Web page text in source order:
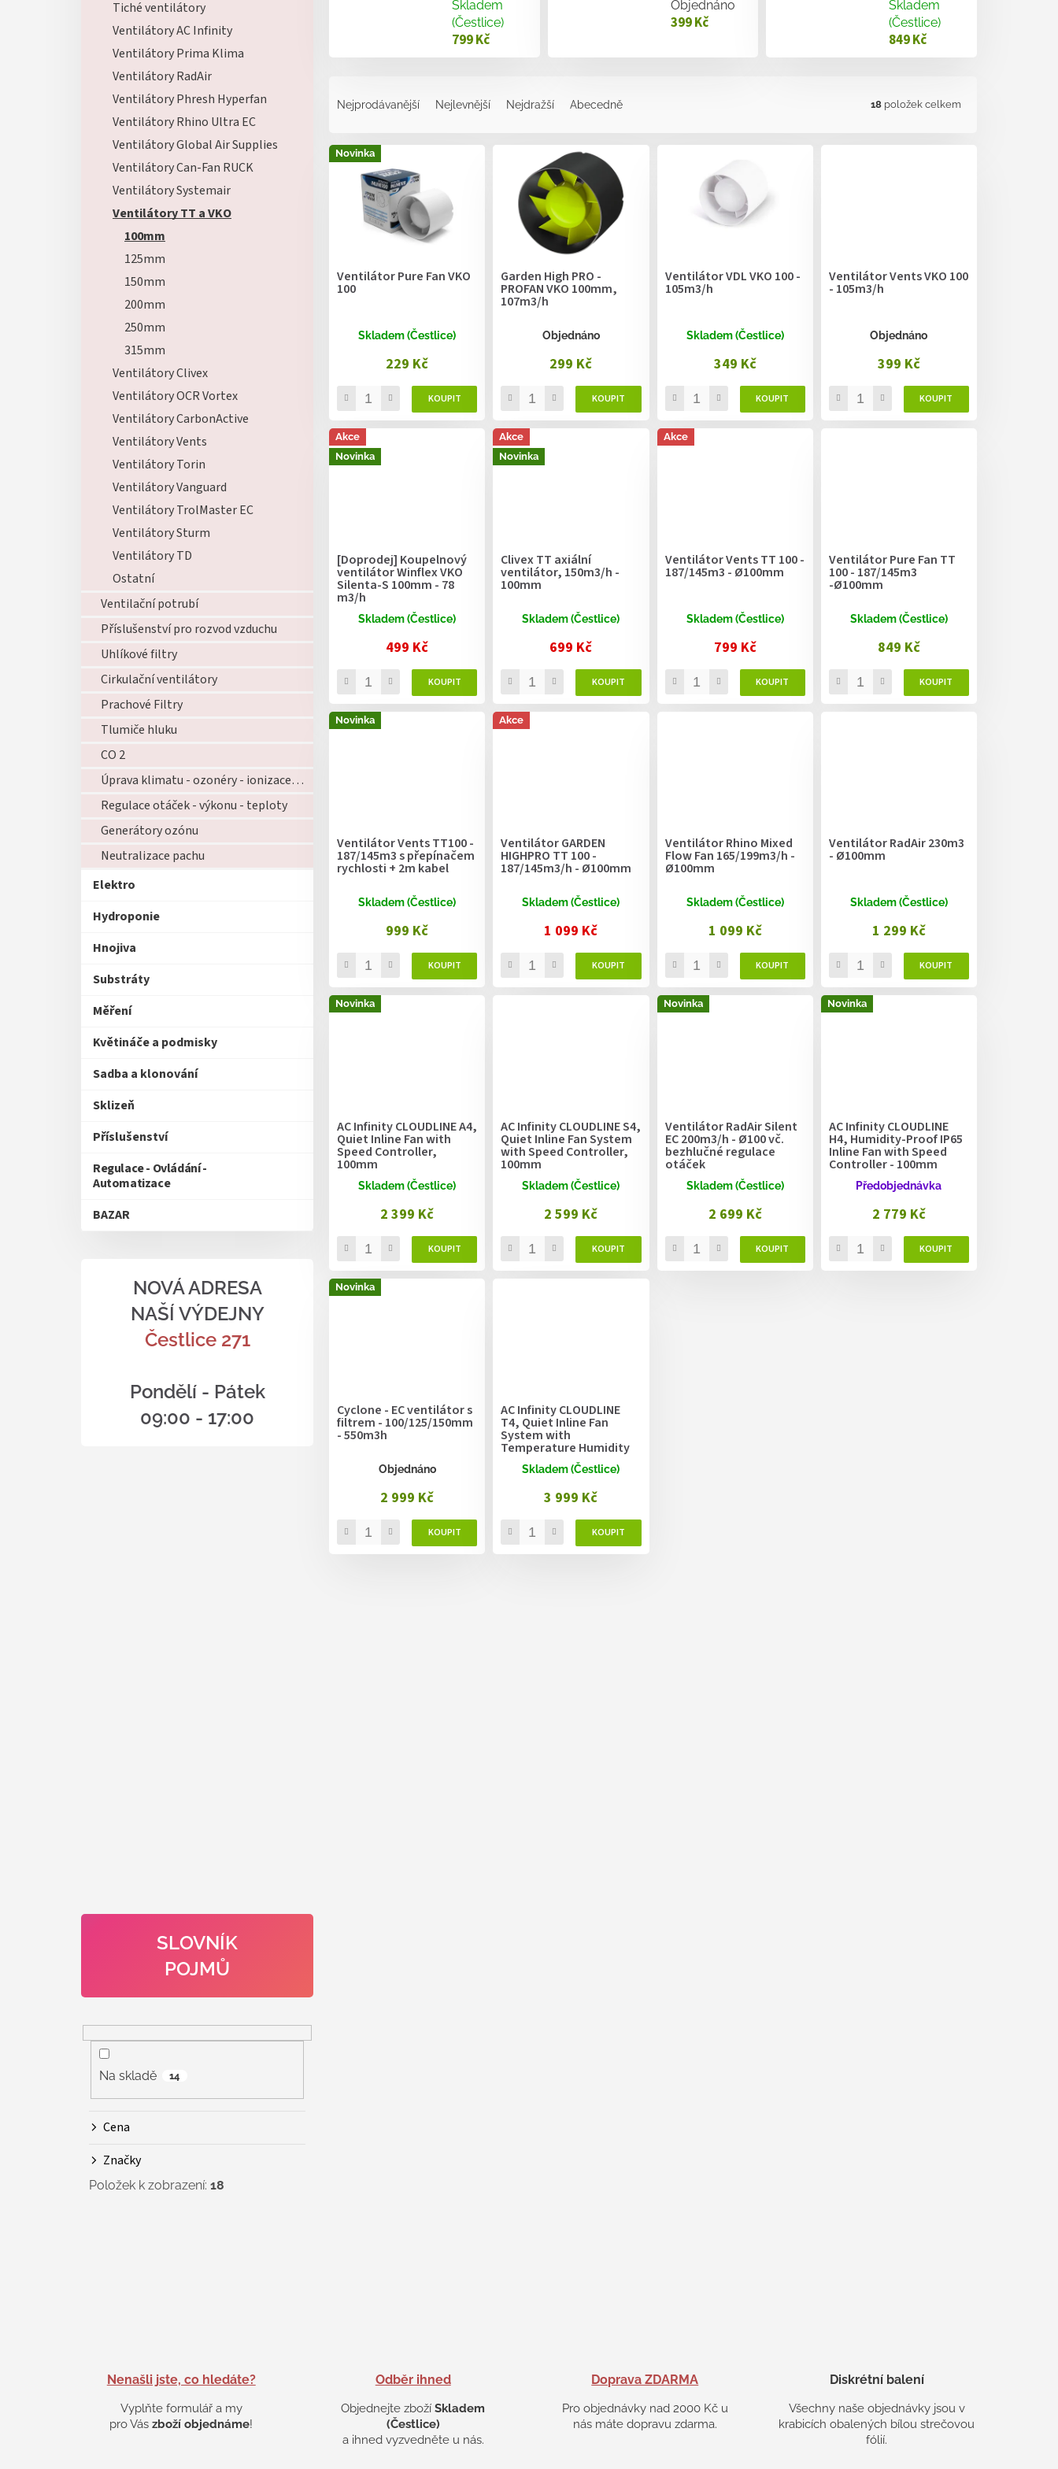
Tiché ventilátory
Ventilátory AC Infinity
Ventilátory Prima Klima
Ventilátory RadAir
Ventilátory Phresh Hyperfan
Ventilátory Rhino Ultra EC
Ventilátory Global Air Supplies
Ventilátory Can-Fan RUCK
Ventilátory Systemair
Ventilátory TT a VKO
100mm
125mm
150mm
200mm
250mm
315mm
Ventilátory Clivex
Ventilátory OCR Vortex
Ventilátory CarbonActive
Ventilátory Vents
Ventilátory Torin
Ventilátory Vanguard
Ventilátory TrolMaster EC
Ventilátory Sturm
Ventilátory TD
Ostatní
Ventilační potrubí
Příslušenství pro rozvod vzduchu
Uhlíkové filtry
Cirkulační ventilátory
Prachové Filtry
Tlumiče hluku
CO 2
Úprava klimatu - ozonéry - ionizace - zvlhčovače - atd...
Regulace otáček - výkonu - teploty
Generátory ozónu
Neutralizace pachu
Elektro
Hydroponie
Hnojiva
Substráty
Měření
Květináče a podmisky
Sadba a klonování
Sklizeň
Příslušenství
Regulace - Ovládání -
Automatizace
BAZAR
NOVÁ ADRESA
NAŠÍ VÝDEJNY
Čestlice 271
Pondělí - Pátek
09:00 - 17:00
SLOVNÍK
POJMŮ
Na skladě 14
Cena
Značky
Položek k zobrazení: 18
Skladem
(Čestlice)
799 Kč
Objednáno
399 Kč
Skladem
(Čestlice)
849 Kč
n
Nejprodávanější Nejlevnější Nejdražší Abecedně 18 položek celkem
V
ý
Novinka
Ventilátor Pure Fan VKO
100
Skladem (Čestlice)
229 Kč
Garden High PRO -
PROFAN VKO 100mm,
107m3/h
Objednáno
299 Kč
Ventilátor VDL VKO 100 -
105m3/h
Skladem (Čestlice)
349 Kč
Ventilátor Vents VKO 100
- 105m3/h
Objednáno
399 Kč
Akce
Novinka
[Doprodej] Koupelnový
ventilátor Winflex VKO
Silenta-S 100mm - 78
m3/h
Skladem (Čestlice)
499 Kč
Akce
Novinka
Clivex TT axiální
ventilátor, 150m3/h -
100mm
Skladem (Čestlice)
699 Kč
Akce
Ventilátor Vents TT 100 -
187/145m3 - Ø100mm
Skladem (Čestlice)
799 Kč
Ventilátor Pure Fan TT
100 - 187/145m3
-Ø100mm
Skladem (Čestlice)
849 Kč
Novinka
Ventilátor Vents TT100 -
187/145m3 s přepínačem
rychlosti + 2m kabel
Skladem (Čestlice)
999 Kč
Akce
Ventilátor GARDEN
HIGHPRO TT 100 -
187/145m3/h - Ø100mm
Skladem (Čestlice)
1 099 Kč
Ventilátor Rhino Mixed
Flow Fan 165/199m3/h -
Ø100mm
Skladem (Čestlice)
1 099 Kč
Ventilátor RadAir 230m3
- Ø100mm
Skladem (Čestlice)
1 299 Kč
Novinka
AC Infinity CLOUDLINE A4,
Quiet Inline Fan with
Speed Controller,
100mm
Skladem (Čestlice)
2 399 Kč
AC Infinity CLOUDLINE S4,
Quiet Inline Fan System
with Speed Controller,
100mm
Skladem (Čestlice)
2 599 Kč
Novinka
Ventilátor RadAir Silent
EC 200m3/h - Ø100 vč.
bezhlučné regulace
otáček
Skladem (Čestlice)
2 699 Kč
Novinka
AC Infinity CLOUDLINE
H4, Humidity-Proof IP65
Inline Fan with Speed
Controller - 100mm
Předobjednávka
2 779 Kč
Novinka
Cyclone - EC ventilátor s
filtrem - 100/125/150mm
- 550m3h
Objednáno
2 999 Kč
AC Infinity CLOUDLINE
T4, Quiet Inline Fan
System with
Temperature Humidity
VPD Controller, 100mm
Skladem (Čestlice)
3 999 Kč
Nenašli jste, co hledáte?
Vyplňte formulář a my
pro Vászboží objednáme!
Odběr ihned
Objednejte zbožíSkladem
(Čestlice)
a ihned vyzvedněte u nás.
Doprava ZDARMA
Pro objednávky nad 2000 Kč u
nás máte dopravu zdarma.
Diskrétní balení
Všechny naše objednávky jsou v
krabicích obalených bílou strečovou
fólií.